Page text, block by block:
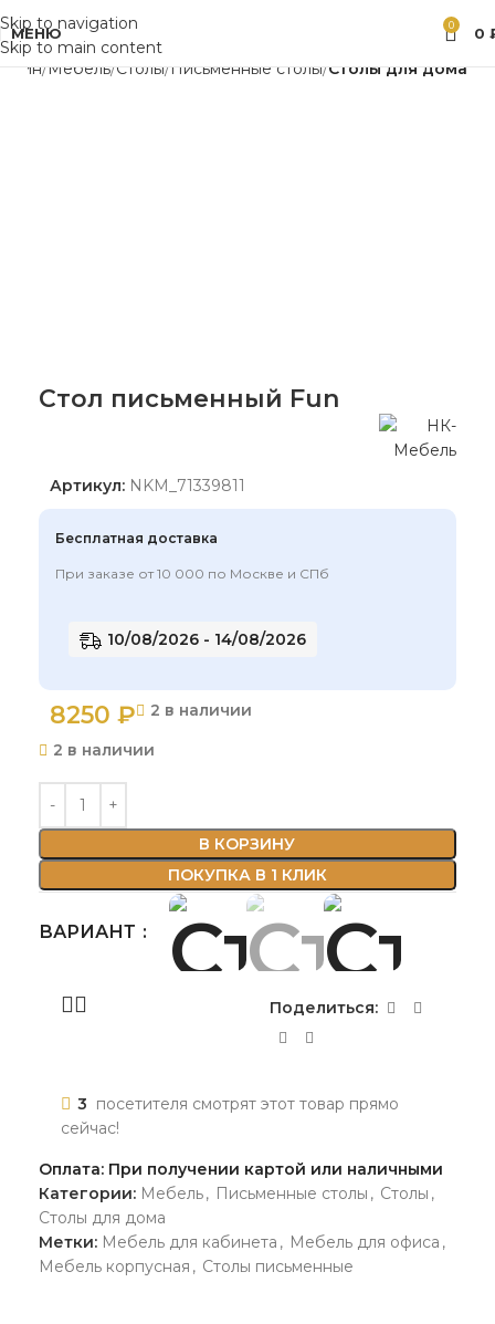
Skip to navigation
Skip to main content
МЕНЮ 0 0
Мебель Столы Письменные столы Столы для дома
Стол письменный Fun
Артикул: NKM_71339811
Бесплатная доставка
При заказе от 10 000 по Москве и СПб
10/08/2026 - 14/08/2026
8250 ₽
2 в наличии
2 в наличии
В КОРЗИНУ
ПОКУПКА В 1 КЛИК
ВАРИАНТ
Поделиться:
3 посетителя смотрят этот товар прямо
сейчас!
Оплата: При получении картой или наличными
Категории: Мебель, Письменные столы , Столы ,
Столы для дома
Метки: Мебель для кабинета , Мебель для офиса ,
Мебель корпусная , Столы письменные